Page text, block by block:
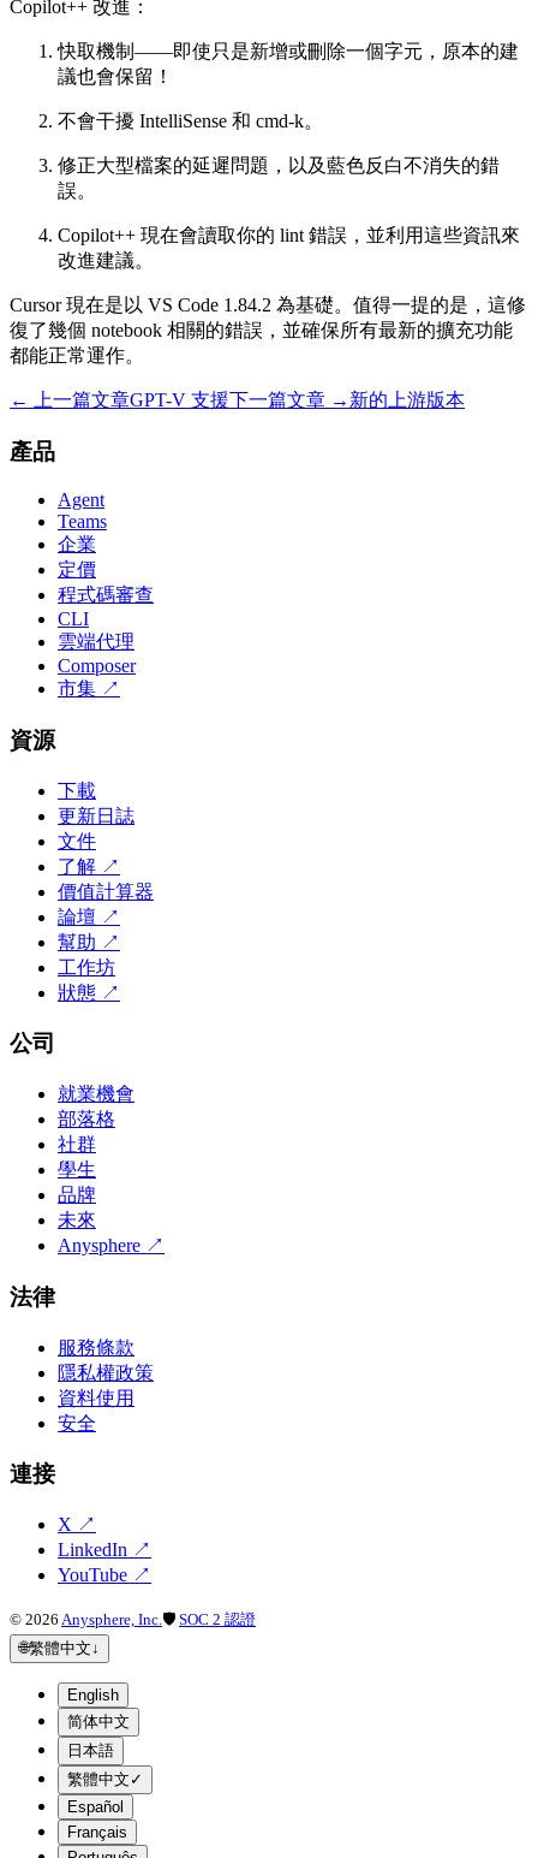
Copilot++ 改進：
快取機制——即使只是新增或刪除一個字元，原本的建
議也會保留！
不會干擾 IntelliSense 和 cmd-k。
修正大型檔案的延遲問題，以及藍色反白不消失的錯
誤。
Copilot++ 現在會讀取你的 lint 錯誤，並利用這些資訊來
改進建議。
Cursor 現在是以 VS Code 1.84.2 為基礎。值得一提的是，這修
復了幾個 notebook 相關的錯誤，並確保所有最新的擴充功能
都能正常運作。
← 上一篇文章GPT-V 支援下一篇文章 → 新的上游版本
產品
Agent
Teams
企業
定價
程式碼審查
CLI
雲端代理
Composer
市集 ↗
資源
下載
更新日誌
文件
了解 ↗
價值計算器
論壇 ↗
幫助 ↗
工作坊
狀態 ↗
公司
就業機會
部落格
社群
學生
品牌
未來
Anysphere ↗
法律
服務條款
隱私權政策
資料使用
安全
連接
X ↗
LinkedIn ↗
YouTube ↗
© 2026 Anysphere, Inc. 🛡 SOC 2 認證
🌐繁體中文↓
English
简体中文
日本語
繁體中文 ✓
Español
Français